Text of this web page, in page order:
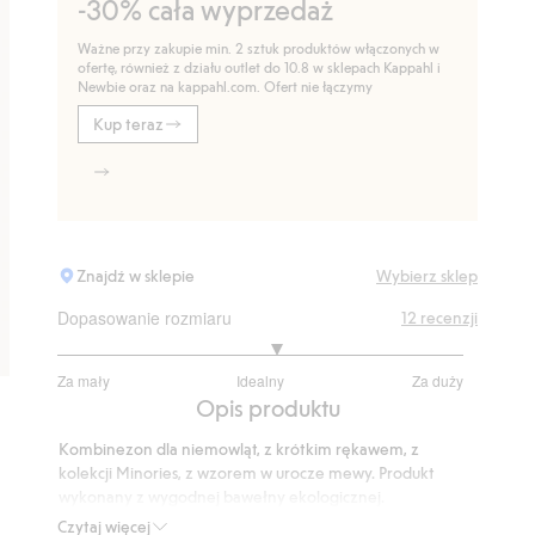
-30% cała wyprzedaż
Ważne przy zakupie min. 2 sztuk produktów włączonych w
ofertę, również z działu outlet do 10.8 w sklepach Kappahl i
Newbie oraz na kappahl.com. Ofert nie łączymy
Kup teraz
Znajdź w sklepie Wybierz sklep
Dopasowanie rozmiaru
Za mały Idealny Za duży
na
12
głosów
12 recenzji
Opis produktu
Czytaj więcej
Kombinezon dla niemowląt, z krótkim rękawem, z
kolekcji Minories, z wzorem w urocze mewy. Produkt
Kombinezon ma krótkie, podwinięte nogawki i zapinany